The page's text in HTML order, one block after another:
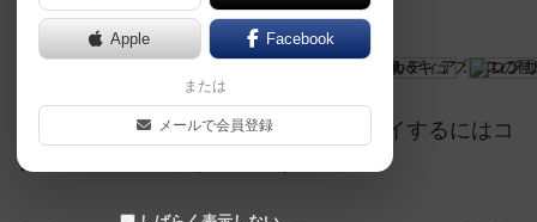
コンコルディアの拡張セットで、プレイするにはコ
ンコルディア本体が必要です。
Apple Facebook
または
メールで会員登録